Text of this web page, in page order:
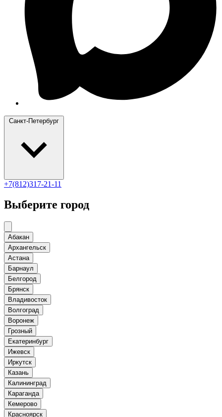
Санкт-Петербург
+7(812)317-21-11
Выберите город
Абакан
Архангельск
Астана
Барнаул
Белгород
Брянск
Владивосток
Волгоград
Воронеж
Грозный
Екатеринбург
Ижевск
Иркутск
Казань
Калининград
Караганда
Кемерово
Красноярск